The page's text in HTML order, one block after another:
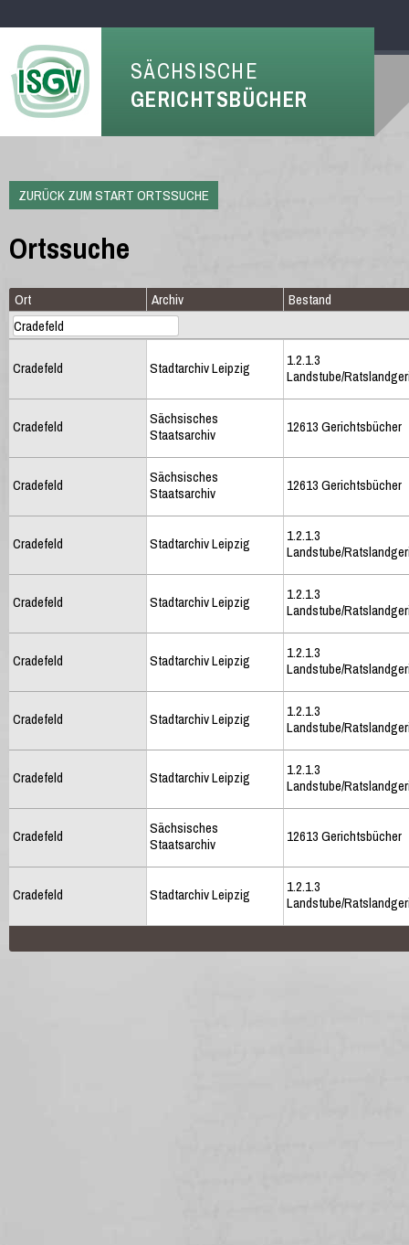
SÄCHSISCHE
GERICHTSBÜCHER
ZURÜCK ZUM START ORTSSUCHE
Ortssuche
Ort Archiv Bestand
Cradefeld Stadtarchiv Leipzig
1.2.1.3
Landstube/
Cradefeld
Sächsisches
Staatsarchiv
12613 Gerichtsbücher
Cradefeld
Sächsisches
Staatsarchiv
12613 Gerichtsbücher
Cradefeld Stadtarchiv Leipzig
1.2.1.3
Landstube/
Cradefeld Stadtarchiv Leipzig
1.2.1.3
Landstube/
Cradefeld Stadtarchiv Leipzig
1.2.1.3
Landstube/
Cradefeld Stadtarchiv Leipzig
1.2.1.3
Landstube/
Cradefeld Stadtarchiv Leipzig
1.2.1.3
Landstube/
Cradefeld
Sächsisches
Staatsarchiv
12613 Gerichtsbücher
Cradefeld Stadtarchiv Leipzig
1.2.1.3
Landstube/